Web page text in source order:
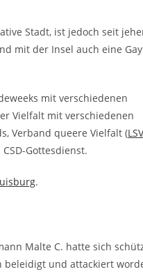
Stadt, ist jedoch seit
mit der Insel auch eine Gay
mit verschiedenen
Vielfalt mit verschiedenen
Verband queere Vielfalt (
Gottesdienst.
.
Malte C. hatte sich
beleidigt und attackiert